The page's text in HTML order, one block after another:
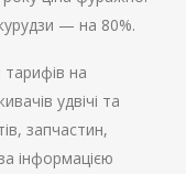
— на 80%.
на
удвічі та
запчастин,
інформацією